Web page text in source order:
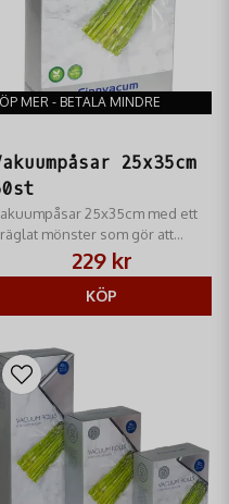
MER - BETALA MINDRE
25x35cm
25x35cm med ett
mönster som gör att
luften kan evakueras effektivt vid
i
vakuumförpackningsmaskiner
kammare.
229 kr
KÖP